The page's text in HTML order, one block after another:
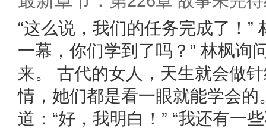
“这么说，我们的任务完成了！”
一幕，你们学到了吗？” 林枫询
来。 古代的女人，天生就会做
情，她们都是看一眼就能学会的
道：“好，我明白！” “我还有一
分享 即得易币，快将本书一键分享给小伙伴们吧